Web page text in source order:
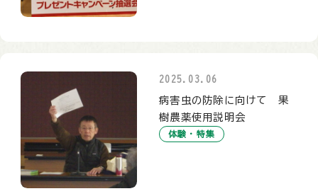
2025.03.06
病害虫の防除に向けて 果
樹農薬使用説明会
体験・特集